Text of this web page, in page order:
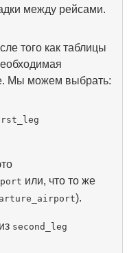
между рейсами.
того как таблицы
Мы можем выбрать:
или, что то же
).
second_leg